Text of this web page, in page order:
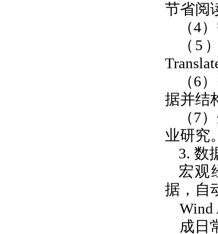
节省阅
（4
（ 5
（6
据并结
（ 7
业研究
3. 数
宏观
据，自
Wind
成日